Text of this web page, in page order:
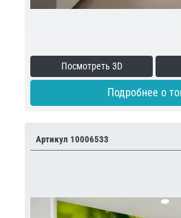
Посмотреть 3D
Подробнее о
Артикул 10006533